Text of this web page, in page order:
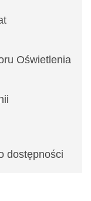
Oświetlenia
dostępności